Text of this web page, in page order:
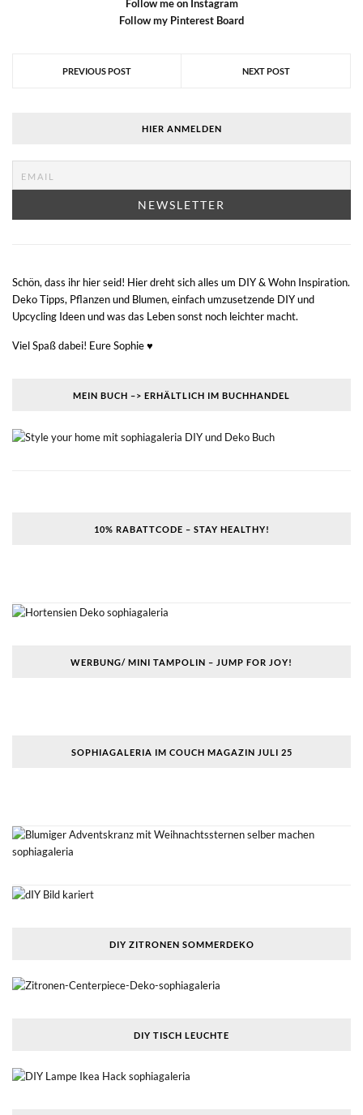
Follow me on Instagram
Follow my Pinterest Board
PREVIOUS POST NEXT POST
HIER ANMELDEN
Schön, dass ihr hier seid! Hier dreht sich alles um DIY & Wohn Inspiration.
Deko Tipps, Pflanzen und Blumen, einfach umzusetzende DIY und
Upcycling Ideen und was das Leben sonst noch leichter macht.
Viel Spaß dabei! Eure Sophie ♥
MEIN BUCH –> ERHÄLTLICH IM BUCHHANDEL
10% RABATTCODE – STAY HEALTHY!
WERBUNG/ MINI TAMPOLIN – JUMP FOR JOY!
SOPHIAGALERIA IM COUCH MAGAZIN JULI 25
DIY ZITRONEN SOMMERDEKO
DIY TISCH LEUCHTE